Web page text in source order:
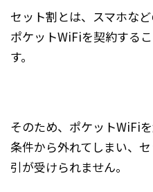
セット割とは、スマホな
ポケットWiFiを契約する
す。
そのため、ポケットWiFi
条件から外れてしまい、
引が受けられません。